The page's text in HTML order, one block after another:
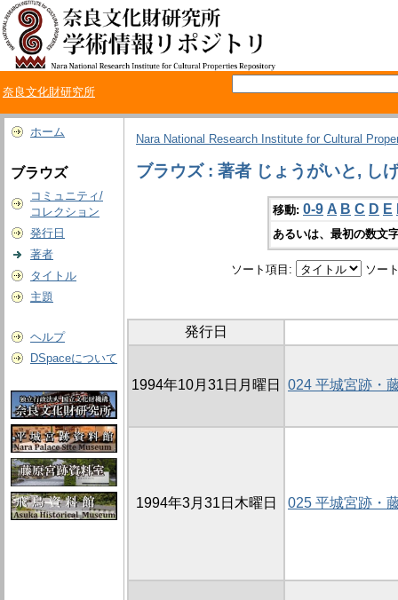
奈良文化財研究所
ホーム
ブラウズ
コミュニティ/
コレクション
発行日
著者
タイトル
主題
ヘルプ
DSpaceについて
Nara National Research Institute for Cultural
ブラウズ : 著者 じょうがいと, し
移動: 0-9 A B C D E
あるいは、最初の数文
ソート項目: ソー
発行日
1994年10月31日月曜日 024 平城宮跡・
1994年3月31日木曜日 025 平城宮跡・